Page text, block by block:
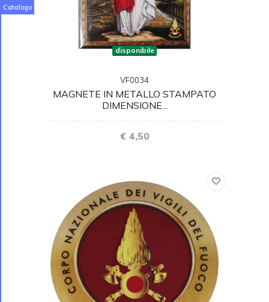
Catalogo
disponibile
VF0034
MAGNETE IN METALLO STAMPATO
DIMENSIONE...
€ 4,50